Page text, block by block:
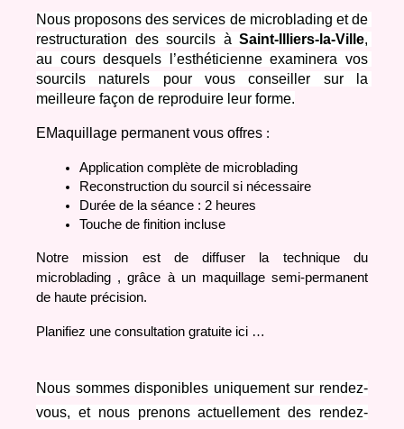
Nous proposons des services de microblading et de
restructuration des sourcils à Saint-Illiers-la-Ville,
au cours desquels l’esthéticienne examinera vos
sourcils naturels pour vous conseiller sur la
meilleure façon de reproduire leur forme.
EMaquillage permanent vous offres :
Application complète de microblading
Reconstruction du sourcil si nécessaire
Durée de la séance : 2 heures
Touche de finition incluse
Notre mission est de diffuser la technique du
microblading , grâce à un maquillage semi-permanent
de haute précision.
Planifiez une consultation gratuite ici …
Nous sommes disponibles uniquement sur rendez-
vous, et nous prenons actuellement des rendez-